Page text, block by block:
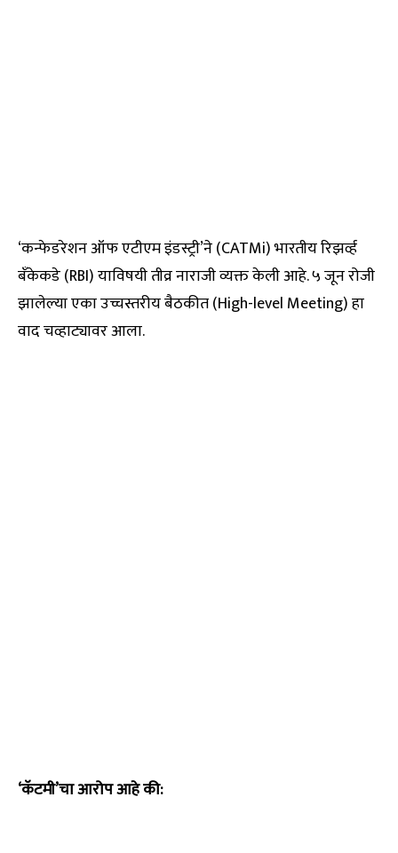
‘कन्फेडरेशन ऑफ एटीएम इंडस्ट्री’ने (CATMi) भारतीय रिझर्व्ह
बँकेकडे (RBI) याविषयी तीव्र नाराजी व्यक्त केली आहे. ५ जून रोजी
झालेल्या एका उच्चस्तरीय बैठकीत (High-level Meeting) हा
वाद चव्हाट्यावर आला.
‘कॅटमी’चा आरोप आहे की: